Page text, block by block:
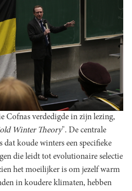
Cofnas verdedigde in zijn lezing,
Winter Theory". De centrale
dat koude winters een specifieke
die leidt tot evolutionaire selectie
het moeilijker is om jezelf warm
in koudere klimaten, hebben